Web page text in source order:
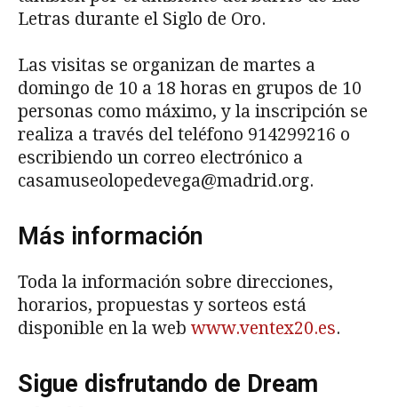
Letras durante el Siglo de Oro.
Las visitas se organizan de martes a
domingo de 10 a 18 horas en grupos de 10
personas como máximo, y la inscripción se
realiza a través del teléfono 914299216 o
escribiendo un correo electrónico a
casamuseolopedevega@madrid.org.
Más información
Toda la información sobre direcciones,
horarios, propuestas y sorteos está
disponible en la web www.ventex20.es.
Sigue disfrutando de Dream